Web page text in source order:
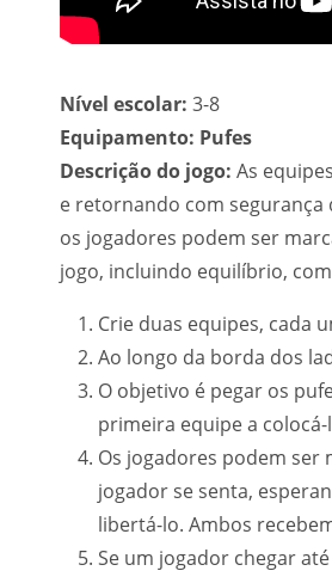
Nível escolar: 3-8
Equipamento: Pufes
Descrição do jogo: As
e retornando com segurança
os jogadores podem ser
jogo, incluindo equilíbrio,
Crie duas equipes, cada
Ao longo da borda dos
O objetivo é pegar os
primeira equipe a
Os jogadores podem ser
jogador se senta,
libertá-lo. Ambos
Se um jogador chegar